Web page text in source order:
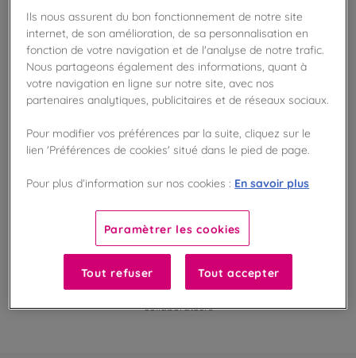
large gamme de délicieux chocolats au lait, blancs
et noirs dans des élégants coffrets, ballotins ou
étuis pour pouvoir offrir le meilleur du chocolat et
faire un véritable plaisir gourmand à votre famille,
à vos amis ou à vos collaborateurs
En savoir plus
100%
De Neuville, chocolatier français, vous propose une large gamme de
ballotins ou étuis pour pouvoir offrir le meilleur du chocolat et faire
un véritable plaisir gourmand à votre famille, à vos amis ou à vos
collaborateurs
Ils nous assurent du bon fonctionnement de notre site
internet, de son amélioration, de sa personnalisation en
fonction de votre navigation et de l'analyse de notre trafic.
Nous partageons également des informations, quant à
votre navigation en ligne sur notre site, avec nos
partenaires analytiques, publicitaires et de réseaux sociaux.
Pour modifier vos préférences par la suite, cliquez sur le
lien 'Préférences de cookies' situé dans le pied de page.
Pour plus d’information sur nos cookies : En savoir plus
Paramètrer les cookies
Tout refuser Tout accepter